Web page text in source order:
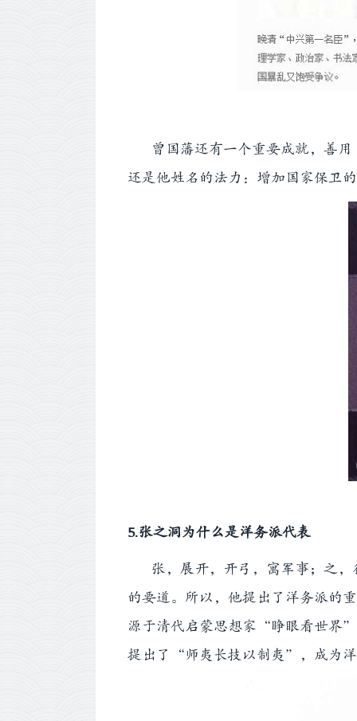
曾国藩还有一个重要成就，善用
还是他姓名的法力：增加国家保卫
5.张之洞为什么是洋务派代表
张，展开，开弓，寓军事；之，
的要道。所以，他提出了洋务派的
源于清代启蒙思想家“睁眼看世界
提出了“师夷长技以制夷”，成为